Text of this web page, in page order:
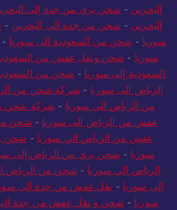
البحرين - شحن بري من جدة إلى
البحرين - شحن من جدة الى البحرين -
سوريا - شحن من السعودية الى سوريا -
سوريا - شحن ونقل عفش من
السعودية إلى سوريا - شحن من
الرياض الى سوريا - شركة شحن من
من الرياض الي سوريا - شركة شحن
عفش من الرياض الى سوريا - شحن
عفش من الرياض الي سوريا - شحن
سوريا - شحن بري من الرياض إلى
الرياض الي سوريا - شحن من الرياض
الى سوريا - نقل عفش من جدة الى
سوريا - شحن و نقل عفش من جدة